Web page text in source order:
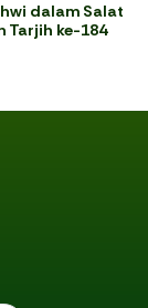
dalam Salat
Tarjih ke-184